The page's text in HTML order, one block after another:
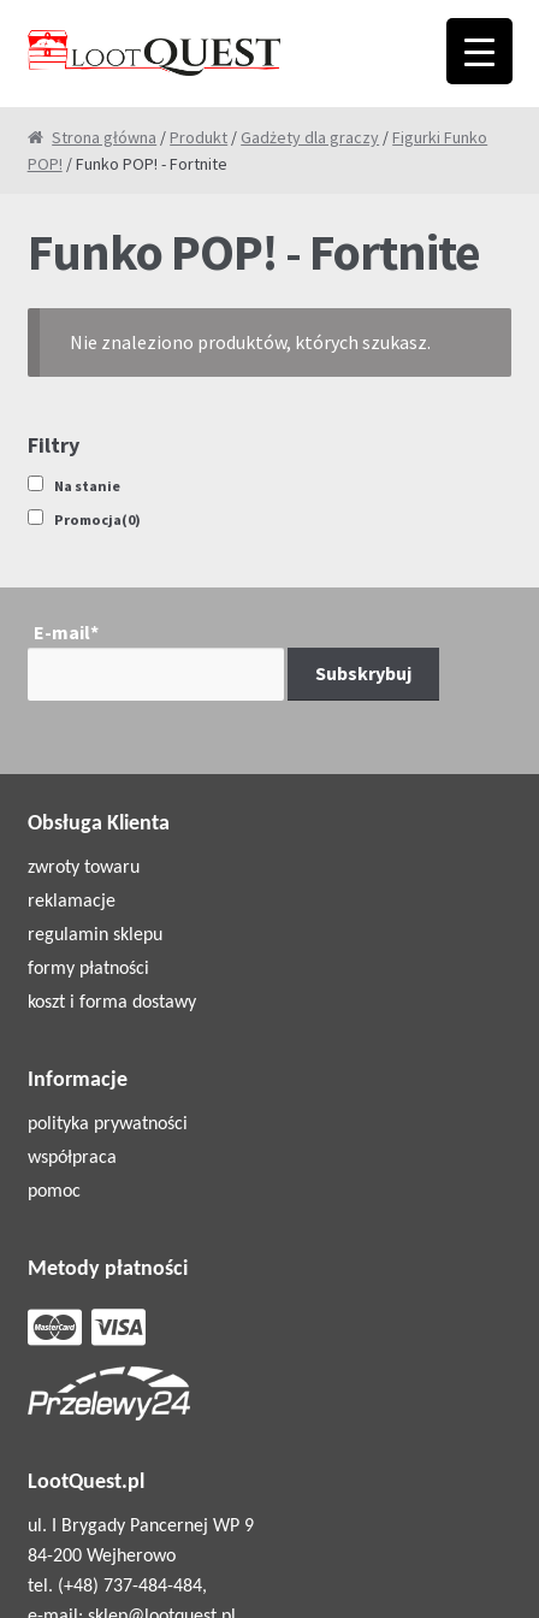
do
nawigacji
do
treści
Strona główna / Produkt / Gadżety dla graczy / Figurki Funko
POP! / Funko POP! - Fortnite
Funko POP! - Fortnite
Nie znaleziono produktów, których szukasz.
Filtry
Na stanie
Promocja(0)
E-mail*
Obsługa Klienta
zwroty towaru
reklamacje
regulamin sklepu
formy płatności
koszt i forma dostawy
Informacje
polityka prywatności
współpraca
pomoc
Metody płatności
LootQuest.pl
ul. I Brygady Pancernej WP 9
84-200 Wejherowo
tel. (+48) 737-484-484,